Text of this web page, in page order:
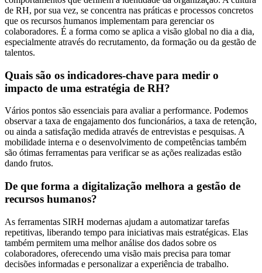
de RH, por sua vez, se concentra nas práticas e processos concretos
que os recursos humanos implementam para gerenciar os
colaboradores. É a forma como se aplica a visão global no dia a dia,
especialmente através do recrutamento, da formação ou da gestão de
talentos.
Quais são os indicadores-chave para medir o
impacto de uma estratégia de RH?
Vários pontos são essenciais para avaliar a performance. Podemos
observar a taxa de engajamento dos funcionários, a taxa de retenção,
ou ainda a satisfação medida através de entrevistas e pesquisas. A
mobilidade interna e o desenvolvimento de competências também
são ótimas ferramentas para verificar se as ações realizadas estão
dando frutos.
De que forma a digitalização melhora a gestão de
recursos humanos?
As ferramentas SIRH modernas ajudam a automatizar tarefas
repetitivas, liberando tempo para iniciativas mais estratégicas. Elas
também permitem uma melhor análise dos dados sobre os
colaboradores, oferecendo uma visão mais precisa para tomar
decisões informadas e personalizar a experiência de trabalho.